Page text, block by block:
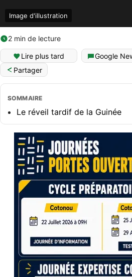
Image d'illustration
2 min de lecture
Lire plus tard Google
Partager
SOMMAIRE
Le réveil tardif de la Guinée